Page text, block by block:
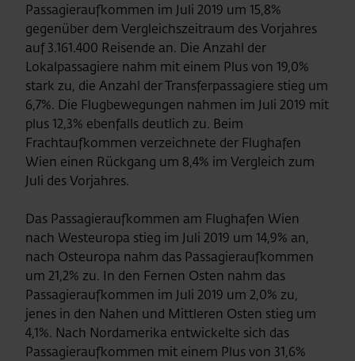
Passagieraufkommen im Juli 2019 um 15,8%
gegenüber dem Vergleichszeitraum des Vorjahres
auf 3.161.400 Reisende an. Die Anzahl der
Lokalpassagiere nahm mit einem Plus von 19,0%
stark zu, die Anzahl der Transferpassagiere stieg um
6,7%. Die Flugbewegungen nahmen im Juli 2019 mit
plus 12,3% ebenfalls deutlich zu. Beim
Frachtaufkommen verzeichnete der Flughafen
Wien einen Rückgang um 8,4% im Vergleich zum
Juli des Vorjahres.
Das Passagieraufkommen am Flughafen Wien
nach Westeuropa stieg im Juli 2019 um 14,9% an,
nach Osteuropa nahm das Passagieraufkommen
um 21,2% zu. In den Fernen Osten nahm das
Passagieraufkommen im Juli 2019 um 2,0% zu,
jenes in den Nahen und Mittleren Osten stieg um
4,1%. Nach Nordamerika entwickelte sich das
Passagieraufkommen mit einem Plus von 31,6%